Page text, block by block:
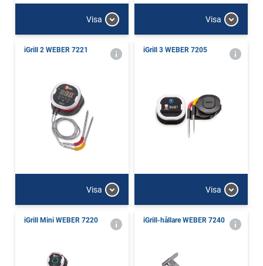
Visa Visa
iGrill 2 WEBER 7221
Visa
iGrill 3 WEBER 7205
Visa
iGrill Mini WEBER 7220 iGrill-hållare WEBER 7240